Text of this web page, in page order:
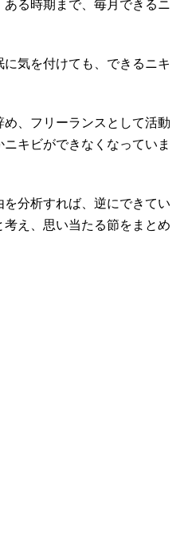
る時期まで、毎月できるニ
気を付けても、できるニキ
、フリーランスとして活動
キビができなくなっていま
分析すれば、逆にできてい
え、思い当たる節をまとめ